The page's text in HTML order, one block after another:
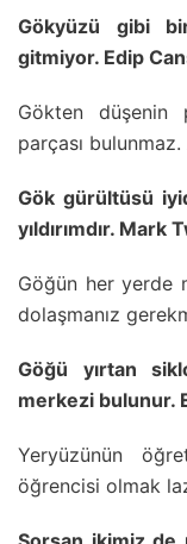
Gökyüzü gibi
gitmiyor. Edip
Gökten düşenin
parçası
Gök gürültüsü
yıldırımdır. Mark
Göğün her yerde
dolaşmanız
Göğü yırtan
merkezi bulunur.
Yeryüzünün
öğrencisi olmak